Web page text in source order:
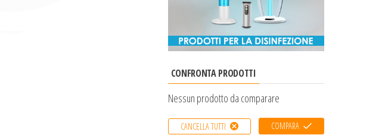
CONFRONTA PRODOTTI
Nessun prodotto da comparare
CANCELLA TUTTI COMPARA